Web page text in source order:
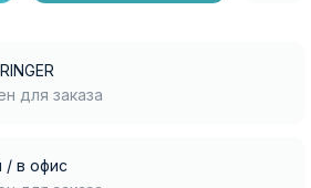
для заказа
в офис